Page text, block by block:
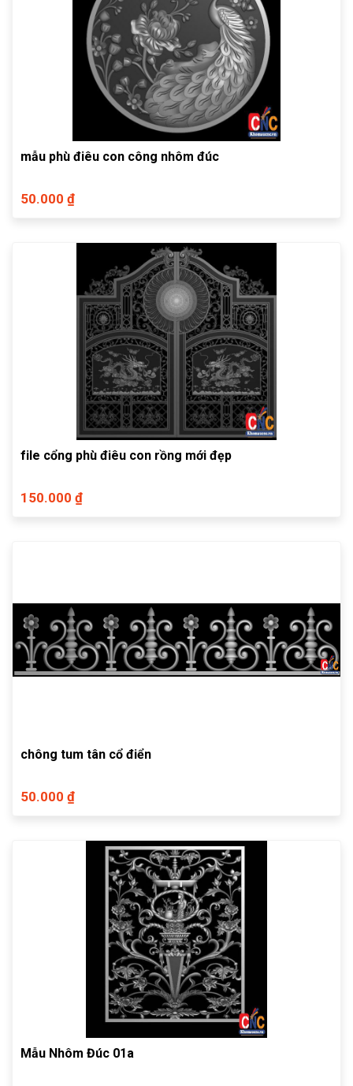
mẫu phù điêu con công nhôm đúc
50.000 ₫
file cổng phù điêu con rồng mới đẹp
150.000 ₫
chông tum tân cổ điển
50.000 ₫
Mẫu Nhôm Đúc 01a